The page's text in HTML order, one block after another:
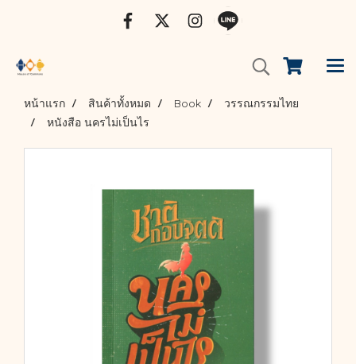
หน้าแรก สินค้าทั้งหมด Book
วรรณกรรมไทย
หนังสือ นครไม่เป็นไร